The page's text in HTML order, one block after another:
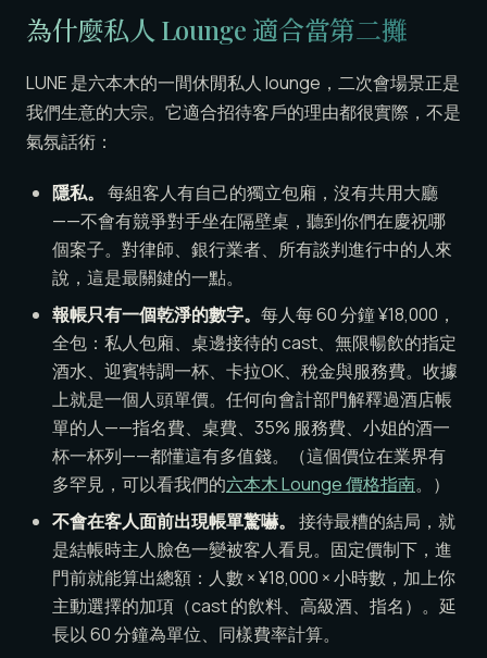
為什麼私人 Lounge 適合當第二攤
LUNE 是六本木的一間休閒私人 lounge，二次會場景正是
我們生意的大宗。它適合招待客戶的理由都很實際，不是
氣氛話術：
隱私。 每組客人有自己的獨立包廂，沒有共用大廳
——不會有競爭對手坐在隔壁桌，聽到你們在慶祝哪
個案子。對律師、銀行業者、所有談判進行中的人來
說，這是最關鍵的一點。
報帳只有一個乾淨的數字。 每人每 60 分鐘 ¥18,000，
全包：私人包廂、桌邊接待的 cast、無限暢飲的指定
酒水、迎賓特調一杯、卡拉OK、稅金與服務費。收據
上就是一個人頭單價。任何向會計部門解釋過酒店帳
單的人——指名費、桌費、35% 服務費、小姐的酒一
杯一杯列——都懂這有多值錢。（這個價位在業界有
多罕見，可以看我們的六本木 Lounge 價格指南。）
不會在客人面前出現帳單驚嚇。 接待最糟的結局，就
是結帳時主人臉色一變被客人看見。固定價制下，進
門前就能算出總額：人數 × ¥18,000 × 小時數，加上你
主動選擇的加項（cast 的飲料、高級酒、指名）。延
長以 60 分鐘為單位、同樣費率計算。